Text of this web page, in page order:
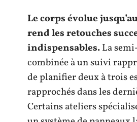
Le corps évolue
rend les retouches
indispensables.La
combinée à un suivi
de planifier deux à trois
rapprochés dans les
Certains ateliers